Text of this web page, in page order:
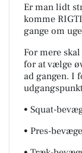
Er man lidt
komme
gange om
For mere
for at vælge
ad gangen. I
• Squat-
• Pres-